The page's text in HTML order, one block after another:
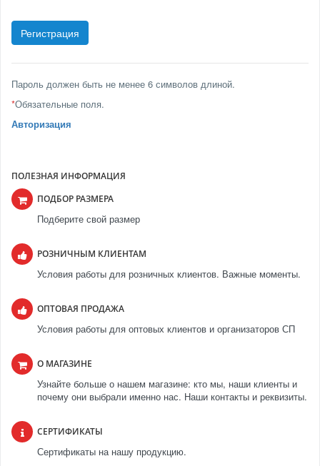
Пароль должен быть не менее 6 символов длиной.
*Обязательные поля.
Авторизация
ПОЛЕЗНАЯ ИНФОРМАЦИЯ
ПОДБОР РАЗМЕРА
Подберите свой размер
РОЗНИЧНЫМ КЛИЕНТАМ
Условия работы для розничных клиентов. Важные моменты.
ОПТОВАЯ ПРОДАЖА
Условия работы для оптовых клиентов и организаторов СП
О МАГАЗИНЕ
Узнайте больше о нашем магазине: кто мы, наши клиенты и
почему они выбрали именно нас. Наши контакты и реквизиты.
СЕРТИФИКАТЫ
Сертификаты на нашу продукцию.